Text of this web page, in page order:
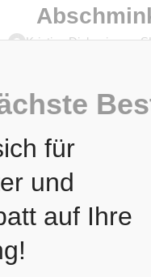
für
und
auf Ihre
Kristina Djakovic von